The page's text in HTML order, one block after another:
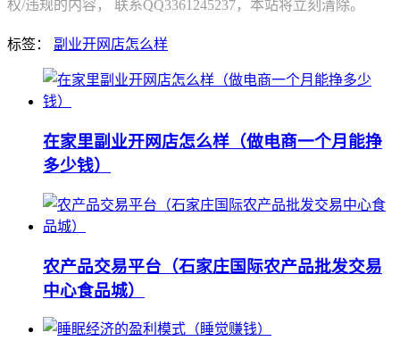
权/违规的内容， 联系QQ3361245237，本站将立刻清除。
标签： 副业开网店怎么样
在家里副业开网店怎么样（做电商一个月能挣
多少钱）
农产品交易平台（石家庄国际农产品批发交易
中心食品城）